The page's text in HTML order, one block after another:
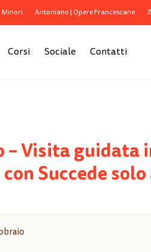
Minori Antoniano | Opere Francescane
Corsi Sociale Contatti
– Visita guidata
Succede solo